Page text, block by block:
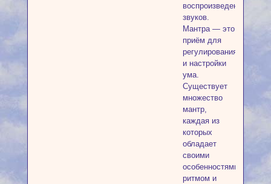
воспроизведение
звуков.
Мантра — это
приём для
регулирования
и настройки
ума.
Существует
множество
мантр,
каждая из
которых
обладает
своими
особенностями,
ритмом и